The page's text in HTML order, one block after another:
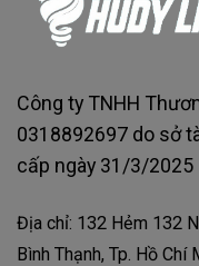
Công ty TNHH
0318892697 do sở
cấp ngày 31/3/2025
Địa chỉ: 132 Hẻm 132
Bình Thạnh, Tp. Hồ Chí